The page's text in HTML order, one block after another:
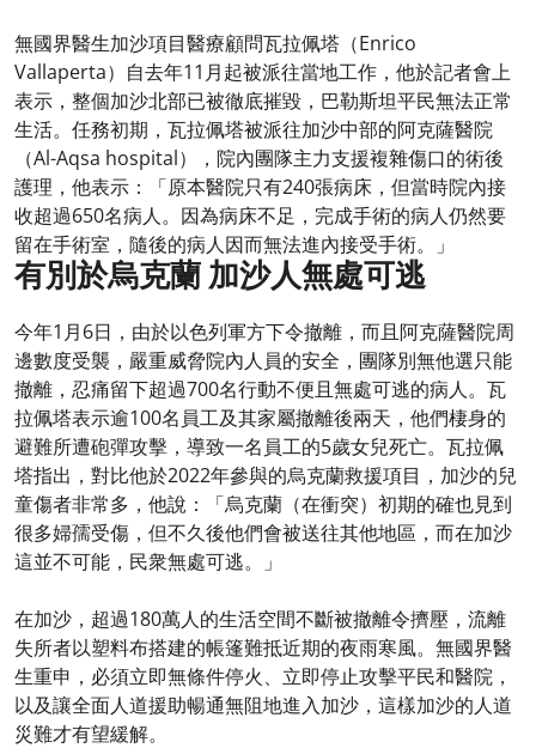
無國界醫生加沙項目醫療顧問瓦拉佩塔（Enrico
Vallaperta）自去年11月起被派往當地工作，他於記者會上
表示，整個加沙北部已被徹底摧毀，巴勒斯坦平民無法正常
生活。任務初期，瓦拉佩塔被派往加沙中部的阿克薩醫院
（Al-Aqsa hospital），院內團隊主力支援複雜傷口的術後
護理，他表示：「原本醫院只有240張病床，但當時院內接
收超過650名病人。因為病床不足，完成手術的病人仍然要
留在手術室，隨後的病人因而無法進內接受手術。」
有別於烏克蘭 加沙人無處可逃
今年1月6日，由於以色列軍方下令撤離，而且阿克薩醫院周
邊數度受襲，嚴重威脅院內人員的安全，團隊別無他選只能
撤離，忍痛留下超過700名行動不便且無處可逃的病人。瓦
拉佩塔表示逾100名員工及其家屬撤離後兩天，他們棲身的
避難所遭砲彈攻擊，導致一名員工的5歲女兒死亡。瓦拉佩
塔指出，對比他於2022年參與的烏克蘭救援項目，加沙的兒
童傷者非常多，他說：「烏克蘭（在衝突）初期的確也見到
很多婦孺受傷，但不久後他們會被送往其他地區，而在加沙
這並不可能，民衆無處可逃。」
在加沙，超過180萬人的生活空間不斷被撤離令擠壓，流離
失所者以塑料布搭建的帳篷難抵近期的夜雨寒風。無國界醫
生重申，必須立即無條件停火、立即停止攻擊平民和醫院，
以及讓全面人道援助暢通無阻地進入加沙，這樣加沙的人道
災難才有望緩解。 ​